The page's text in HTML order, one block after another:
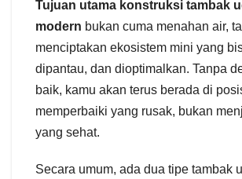
Tujuan utama konstruksi tambak
modern bukan cuma menahan air,
menciptakan ekosistem mini yang
dipantau, dan dioptimalkan. Tanpa
baik, kamu akan terus berada di
memperbaiki yang rusak, bukan
yang sehat.
Secara umum, ada dua tipe tambak